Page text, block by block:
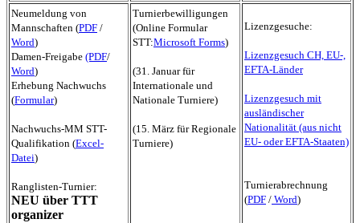
Neumeldung von
Mannschaften (PDF /
Word)
Damen-Freigabe (PDF/
Word)
Erhebung Nachwuchs
(Formular)
Nachwuchs-MM STT-
Qualifikation (Excel-
Datei)
Ranglisten-Turnier:
NEU über TTT
organizer
Turnierbewilligungen
(Online Formular
STT:Microsoft Forms)
(31. Januar für
Internationale und
Nationale Turniere)
(15. März für Regionale
Turniere)
Lizenzgesuche:
Lizenzgesuch CH, EU-,
EFTA-Länder
Lizenzgesuch mit
ausländischer
Nationalität (aus nicht
EU- oder EFTA-Staaten)
Turnierabrechnung
(PDF / Word)